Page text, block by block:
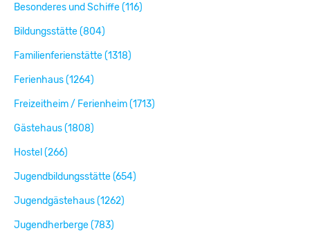
Besonderes und Schiffe (116)
Bildungsstätte (804)
Familienferienstätte (1318)
Ferienhaus (1264)
Freizeitheim / Ferienheim (1713)
Gästehaus (1808)
Hostel (266)
Jugendbildungsstätte (654)
Jugendgästehaus (1262)
Jugendherberge (783)